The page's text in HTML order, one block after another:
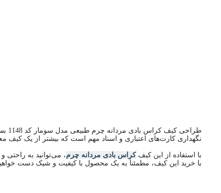
طراحی کیف کراس بادی مردانه چرم طبیعی مدل سومار کد 1148 بسیار زیبا و منحصر به فرد است و با دوامی بالا و دوخت دقیق، کیفیت بالای این محصول را تضمین می‌کند. این
نگهداری کارت‌های اعتباری و اسناد مهم است که بیشتر از یک کیف
با استفاده از این کیفکراس بادی مردانه چرم، می‌توانید به
با خرید این کیف، مطمئناً به یک محصول با کیفیت و شیک دست